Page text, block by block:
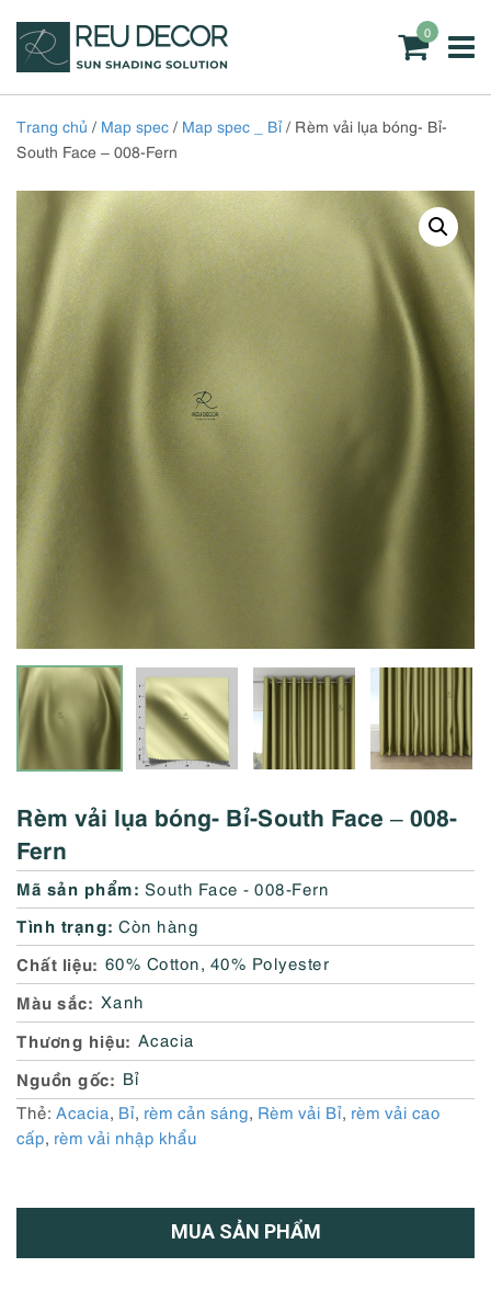
0
Trang chủ / Map spec / Map spec _ Bỉ / Rèm vải lụa bóng- Bỉ-
South Face – 008-Fern
Rèm vải lụa bóng- Bỉ-South Face – 008-
Fern
Mã sản phẩm: South Face - 008-Fern
Tình trạng: Còn hàng
Chất liệu 60% Cotton, 40% Polyester
Màu sắc Xanh
Thương hiệu Acacia
Nguồn gốc
Bỉ
Thẻ: Acacia, Bỉ, rèm cản sáng, Rèm vải Bỉ, rèm vải cao
cấp, rèm vải nhập khẩu
MUA SẢN PHẨM